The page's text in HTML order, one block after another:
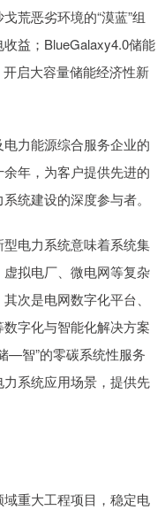
荒恶劣环境的“漠蓝”组
益；BlueGalaxy4.0储能
启大容量储能经济性新
力能源综合服务企业的
年，为客户提供先进的
统建设的深度参与者。
电力系统意味着系统集
拟电厂、微电网等复杂
次是电网数字化平台、
字化与智能化解决方案
智”的零碳系统性服务
系统应用场景，提供先
域重大工程项目，稳定电